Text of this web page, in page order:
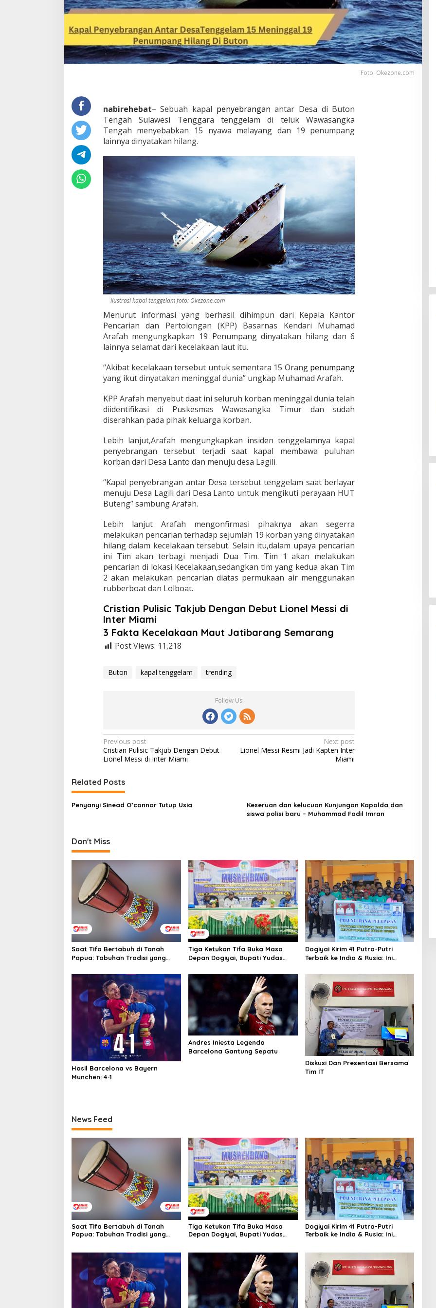
Foto: Okezone.com
nabirehebat– Sebuah kapal penyebrangan antar Desa di Buton
Tengah Sulawesi Tenggara tenggelam di teluk Wawasangka
Tengah menyebabkan 15 nyawa melayang dan 19 penumpang
lainnya dinyatakan hilang.
ilustrasi kapal tenggelam foto: Okezone.com
Menurut informasi yang berhasil dihimpun dari Kepala Kantor
Pencarian dan Pertolongan (KPP) Basarnas Kendari Muhamad
Arafah mengungkapkan 19 Penumpang dinyatakan hilang dan 6
lainnya selamat dari kecelakaan laut itu.
“Akibat kecelakaan tersebut untuk sementara 15 Orang penumpang
yang ikut dinyatakan meninggal dunia” ungkap Muhamad Arafah.
KPP Arafah menyebut daat ini seluruh korban meninggal dunia telah
diidentifikasi di Puskesmas Wawasangka Timur dan sudah
diserahkan pada pihak keluarga korban.
Lebih lanjut,Arafah mengungkapkan insiden tenggelamnya kapal
penyebrangan tersebut terjadi saat kapal membawa puluhan
korban dari Desa Lanto dan menuju desa Lagili.
“Kapal penyebrangan antar Desa tersebut tenggelam saat berlayar
menuju Desa Lagili dari Desa Lanto untuk mengikuti perayaan HUT
Buteng” sambung Arafah.
Lebih lanjut Arafah mengonfirmasi pihaknya akan segerra
melakukan pencarian terhadap sejumlah 19 korban yang dinyatakan
hilang dalam kecelakaan tersebut. Selain itu,dalam upaya pencarian
ini Tim akan terbagi menjadi Dua Tim. Tim 1 akan melakukan
pencarian di lokasi Kecelakaan,sedangkan tim yang kedua akan Tim
2 akan melakukan pencarian diatas permukaan air menggunakan
rubberboat dan Lolboat.
Cristian Pulisic Takjub Dengan Debut Lionel Messi di
Inter Miami
3 Fakta Kecelakaan Maut Jatibarang Semarang
Post Views: 11,218
Buton kapal tenggelam trending
Follow Us
Post
navigation
Previous post
Cristian Pulisic Takjub Dengan Debut
Lionel Messi di Inter Miami
Next post
Lionel Messi Resmi Jadi Kapten Inter
Miami
Related Posts
Penyanyi Sinead O’connor Tutup Usia
Keseruan dan kelucuan Kunjungan Kapolda dan
siswa polisi baru – Muhammad Fadil Imran
Don't Miss
Saat Tifa Bertabuh di Tanah
Papua: Tabuhan Tradisi yang
Kehidupan Sosial
Tiga Ketukan Tifa Buka Masa
Depan Dogiyai, Bupati Yudas
2026
Dogiyai Kirim 41 Putra-Putri
Terbaik ke India & Rusia: Ini
Mencetak Pemimpin Masa Depan
Hasil Barcelona vs Bayern
Munchen: 4-1
Andres Iniesta Legenda
Barcelona Gantung Sepatu
Diskusi Dan Presentasi Bersama
Tim IT
News Feed
Saat Tifa Bertabuh di Tanah
Papua: Tabuhan Tradisi yang
Tiga Ketukan Tifa Buka Masa
Depan Dogiyai, Bupati Yudas
Dogiyai Kirim 41 Putra-Putri
Terbaik ke India & Rusia: Ini
Liverpool vs Luton Town: 4-1 The
Reds Jauhi Manchester City
In Berita, Nasional, Politik